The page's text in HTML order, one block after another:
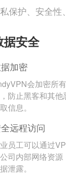
保护、安全
据安全
加密
会加密所
防止黑客和其他
信息。
远程访问
员工可以通过
司内部网络资源
泄露。